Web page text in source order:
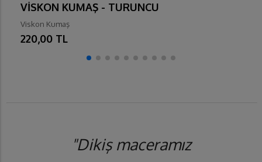
VİSKON KUMAŞ - TURUNCU
Viskon Kumaş
220,00 TL
"Dikiş maceramız